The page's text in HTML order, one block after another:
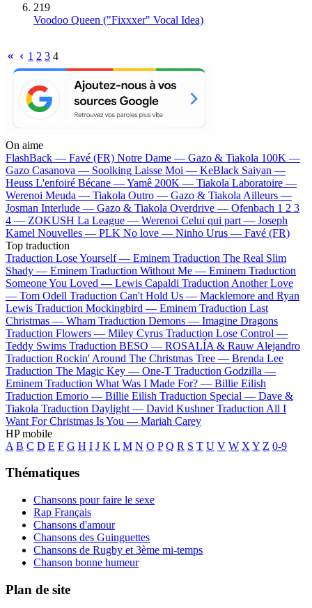
219
Voodoo Queen ("Fixxxer" Vocal Idea)
1 2 3 4
On aime
FlashBack — Favé (FR) Notre Dame — Gazo & Tiakola 100K —
Gazo Casanova — Soolking Laisse Moi — KeBlack Saiyan —
Heuss L'enfoiré Bécane —Yamê 200K — Tiakola Laboratoire —
Werenoi Meuda — Tiakola Outro — Gazo & Tiakola Ailleurs —
Josman Interlude — Gazo & Tiakola Overdrive — Ofenbach 1 2 3
4 — ZOKUSH La League — Werenoi Celui qui part — Joseph
Kamel Nouvelles — PLK No love — Ninho Urus — Favé (FR)
Top traduction
Traduction Lose Yourself — Eminem Traduction The Real Slim
Shady — Eminem Traduction Without Me — Eminem Traduction
Someone You Loved — Lewis Capaldi Traduction Another Love
— Tom Odell Traduction Can't Hold Us — Macklemore and Ryan
Lewis Traduction Mockingbird — Eminem Traduction Last
Christmas — Wham Traduction Demons — Imagine Dragons
Traduction Flowers — Miley Cyrus Traduction Lose Control —
Teddy Swims Traduction BESO — ROSALÍA & Rauw Alejandro
Traduction Rockin' Around The Christmas Tree — Brenda Lee
Traduction The Magic Key — One-T Traduction Godzilla —
Eminem Traduction What Was I Made For? — Billie Eilish
Traduction Emorio — Billie Eilish Traduction Special — Dave &
Tiakola Traduction Daylight — David Kushner Traduction All I
Want For Christmas Is You — Mariah Carey
HP mobile
A B C D E F G H I J K L M N O P Q R S T U V W X Y Z 0-9
Thématiques
Chansons pour faire le sexe
Rap Français
Chansons d'amour
Chansons des Guinguettes
Chansons de Rugby et 3ème mi-temps
Chanson bonne humeur
Plan de site